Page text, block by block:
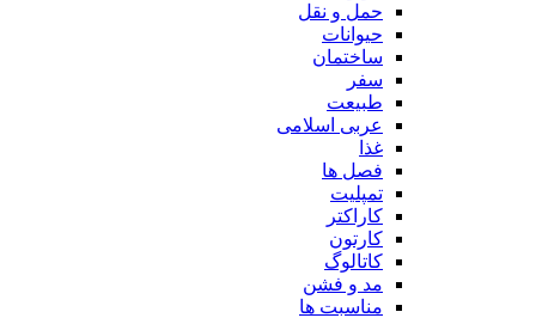
حمل و نقل
حیوانات
ساختمان
سفر
طبیعت
عربی اسلامی
غذا
فصل ها
تمپلیت
کاراکتر
کارتون
کاتالوگ
مد و فشن
مناسبت ها